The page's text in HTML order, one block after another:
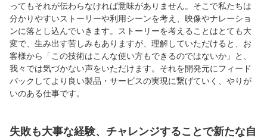
ってもそれが伝わらなければ意味がありません。そこで私たちは
分かりやすいストーリーや利用シーンを考え、映像やナレーショ
ンに落とし込んでいきます。ストーリーを考えることはとても大
変で、生み出す苦しみもありますが、理解していただけると、お
客様から「この技術はこんな使い方もできるのではないか」と、
我々では気づかない声をいただけます。それを開発元にフィード
バックしてより良い製品・サービスの実現に繋げていく、やりが
いのある仕事です。
失敗も大事な経験、チャレンジすることで新たな自